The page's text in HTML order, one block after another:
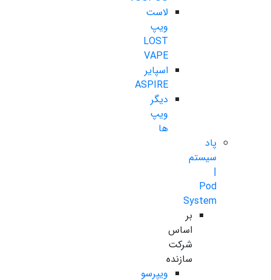
لاست
ویپ
LOST
VAPE
اسپایر
ASPIRE
دیگر
ویپ
ها
پاد
سیستم
|
Pod
System
بر
اساس
شرکت
سازنده
ویپرسو